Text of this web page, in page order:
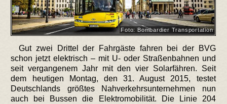
Foto: Bombardier Transportation
Gut zwei Drittel der Fahrgäste fahren bei der BVG
schon jetzt elektrisch – mit U- oder Straßenbahnen und
seit vergangenem Jahr mit den vier Solarfähren. Seit
dem heutigen Montag, den 31. August 2015, testet
Deutschlands größtes Nahverkehrsunternehmen nun
auch bei Bussen die Elektromobilität. Die Linie 204